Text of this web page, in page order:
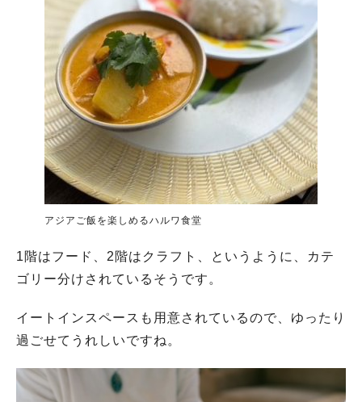
アジアご飯を楽しめるハルワ食堂
1階はフード、2階はクラフト、というように、カテ
ゴリー分けされているそうです。
イートインスペースも用意されているので、ゆったり
過ごせてうれしいですね。